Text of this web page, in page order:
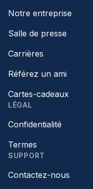
Notre entreprise
Salle de presse
Carrières
Référez un ami
Cartes-cadeaux
LÉGAL
Confidentialité
Termes
SUPPORT
Contactez-nous